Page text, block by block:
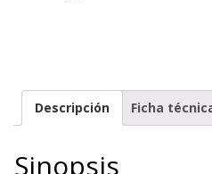
Descripción Ficha
Sinopsis